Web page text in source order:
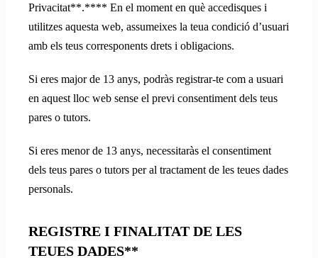
Privacitat**.**** En el moment en què accedisques i
utilitzes aquesta web, assumeixes la teua condició d’usuari
amb els teus corresponents drets i obligacions.
Si eres major de 13 anys, podràs registrar-te com a usuari
en aquest lloc web sense el previ consentiment dels teus
pares o tutors.
Si eres menor de 13 anys, necessitaràs el consentiment
dels teus pares o tutors per al tractament de les teues dades
personals.
REGISTRE I FINALITAT DE LES
TEUES DADES**